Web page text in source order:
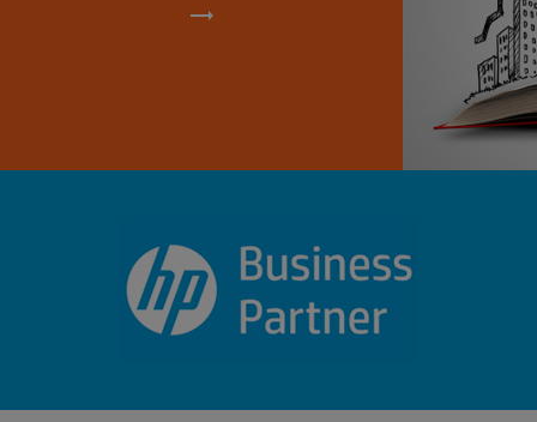
trending_flat